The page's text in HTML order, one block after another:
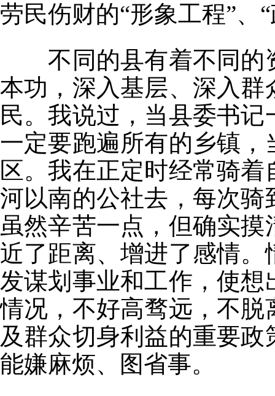
劳民伤财的“形象工程”、
不同的县有着不同的
本功，深入基层、深入
民。我说过，当县委书
一定要跑遍所有的乡镇
区。我在正定时经常骑
河以南的公社去，每次
虽然辛苦一点，但确实
近了距离、增进了感情
发谋划事业和工作，使
情况，不好高骛远，不
及群众切身利益的重要
能嫌麻烦、图省事。